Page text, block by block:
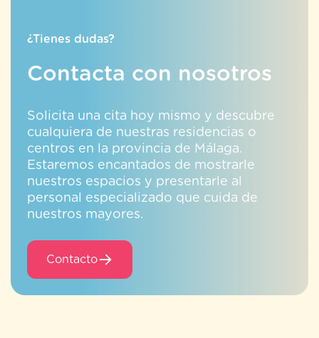
¿Tienes dudas?
Contacta con nosotros
Solicita una cita hoy mismo y descubre
cualquiera de nuestras residencias o
centros en la provincia de Málaga.
Estaremos encantados de mostrarle
nuestros espacios y presentarle al
personal especializado que cuida de
nuestros mayores.
Contacto